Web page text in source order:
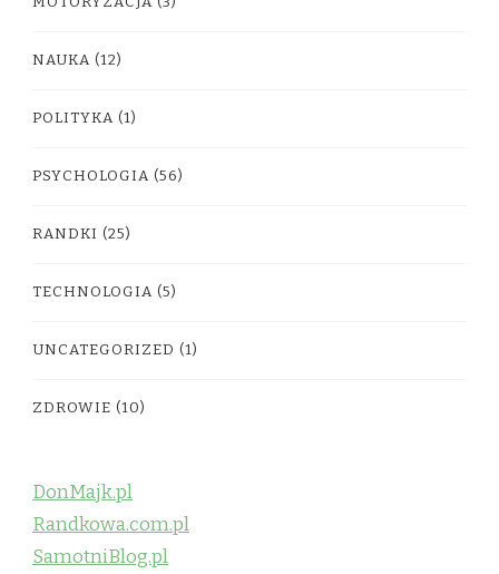
NAUKA (12)
POLITYKA (1)
PSYCHOLOGIA (56)
RANDKI (25)
TECHNOLOGIA (5)
UNCATEGORIZED (1)
ZDROWIE (10)
DonMajk.pl
Randkowa.com.pl
SamotniBlog.pl